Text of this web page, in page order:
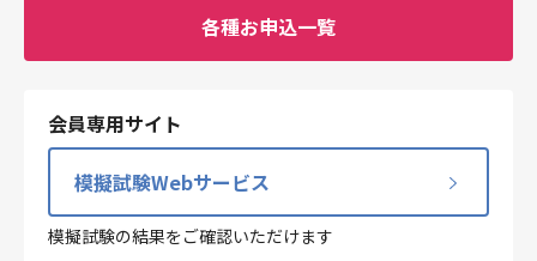
各種お申込一覧
会員専用サイト
模擬試験Webサービス
模擬試験の結果をご確認いただけます